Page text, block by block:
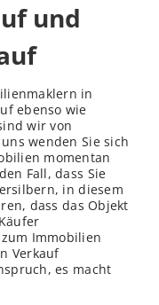
und
in
ebenso wie
wir von
wenden Sie sich
momentan
Fall, dass Sie
in diesem
dass das Objekt
Immobilien
Verkauf
es macht